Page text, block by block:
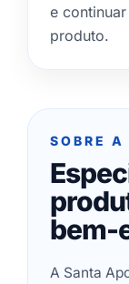
e
produto.
SOBRE
bem-
A Santa